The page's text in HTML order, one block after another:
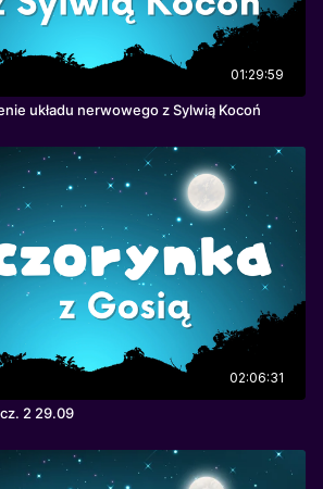
01:29:59
układu nerwowego z Sylwią Kocoń
02:06:31
2 29.09